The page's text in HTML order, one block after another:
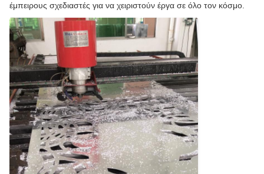
έμπειρους σχεδιαστές για να χειριστούν έργα σε όλο τον κόσμο.